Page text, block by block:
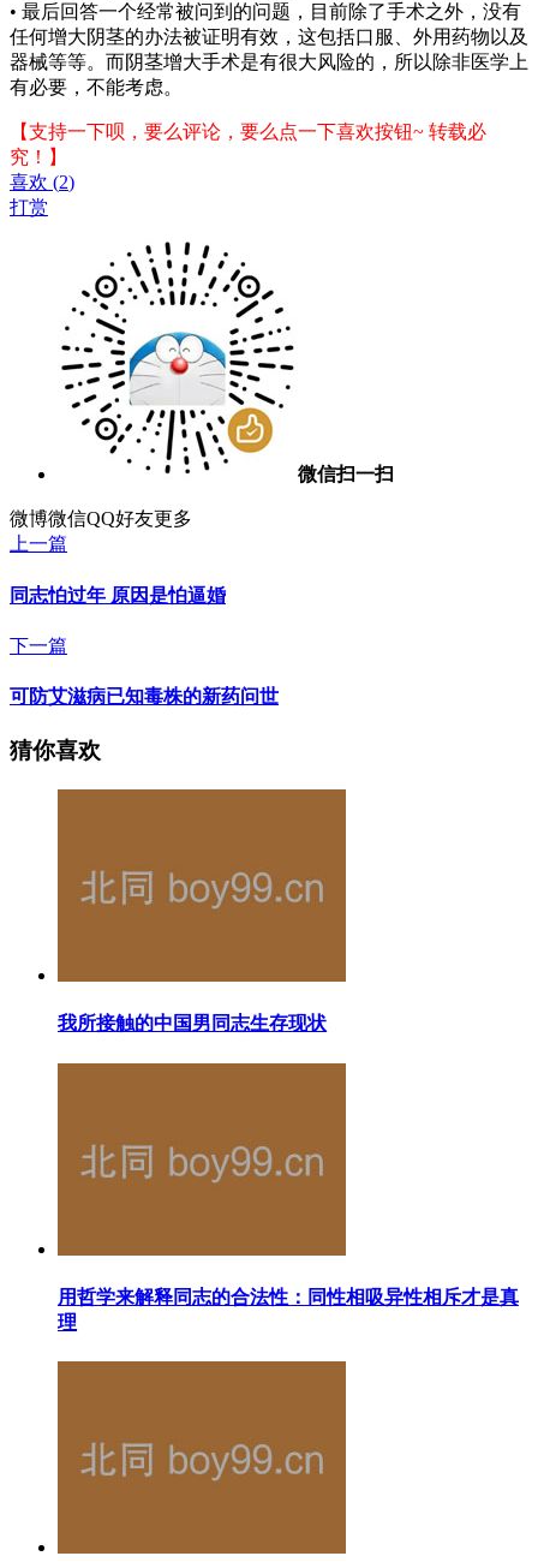
• 最后回答一个经常被问到的问题，目前除了手术之外，没有
任何增大阴茎的办法被证明有效，这包括口服、外用药物以及
器械等等。而阴茎增大手术是有很大风险的，所以除非医学上
有必要，不能考虑。
【支持一下呗，要么评论，要么点一下喜欢按钮~ 转载必
究！】
喜欢 (2)
打赏
微信扫一扫
微博微信QQ好友更多
上一篇
同志怕过年 原因是怕逼婚
下一篇
可防艾滋病已知毒株的新药问世
猜你喜欢
我所接触的中国男同志生存现状
用哲学来解释同志的合法性：同性相吸异性相斥才是真
理